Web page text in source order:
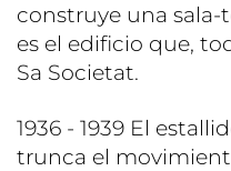
construye una
es el edificio que,
Sa Societat.
1936 - 1939 El
trunca el